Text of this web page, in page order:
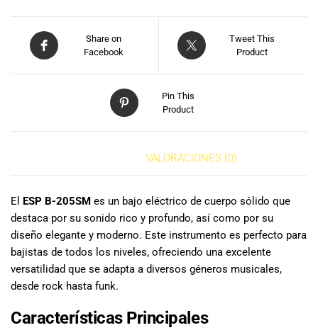
para nuestros
clientes. Ven a
visitarnos en
física en Quito,
o haz tu
de nuestra
pedido en la
comodidad de
tu hogar.
¡Descubre el
mundo de la
música con
Ecuador!
Share on
Facebook
Tweet This
Product
Pin This
Product
VALORACIONES (0)
El ESP B-205SM es un bajo eléctrico de cuerpo sólido que
destaca por su sonido rico y profundo, así como por su
diseño elegante y moderno. Este instrumento es perfecto para
bajistas de todos los niveles, ofreciendo una excelente
versatilidad que se adapta a diversos géneros musicales,
desde rock hasta funk.
Características Principales